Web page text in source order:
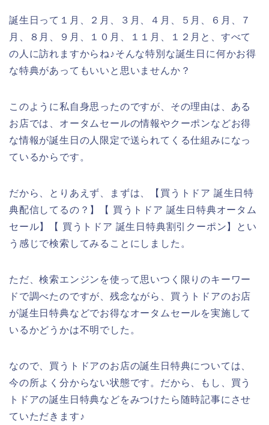
誕生日って１月、２月、３月、４月、５月、６月、７
月、８月、９月、１０月、１１月、１２月と、すべて
の人に訪れますからね♪そんな特別な誕生日に何かお得
な特典があってもいいと思いませんか？
このように私自身思ったのですが、その理由は、ある
お店では、オータムセールの情報やクーポンなどお得
な情報が誕生日の人限定で送られてくる仕組みになっ
ているからです。
だから、とりあえず、まずは、【買うトドア 誕生日特
典配信してるの？】【 買うトドア 誕生日特典オータム
セール】【 買うトドア 誕生日特典割引クーポン】とい
う感じで検索してみることにしました。
ただ、検索エンジンを使って思いつく限りのキーワー
ドで調べたのですが、残念ながら、買うトドアのお店
が誕生日特典などでお得なオータムセールを実施して
いるかどうかは不明でした。
なので、買うトドアのお店の誕生日特典については、
今の所よく分からない状態です。だから、もし、買う
トドアの誕生日特典などをみつけたら随時記事にさせ
ていただきます♪